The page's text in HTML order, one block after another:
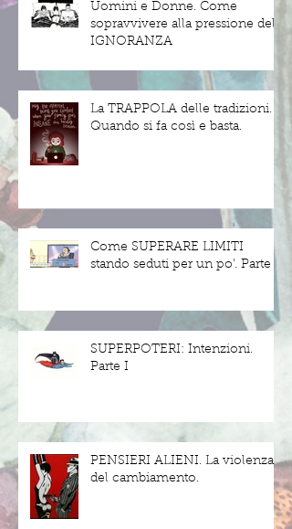
Uomini e Donne. Come
sopravvivere alla pressione dell'
IGNORANZA
La TRAPPOLA delle tradizioni.
Quando si fa così e basta.
Come SUPERARE LIMITI
stando seduti per un po'. Parte II
SUPERPOTERI: Intenzioni.
Parte I
PENSIERI ALIENI. La violenza
del cambiamento.